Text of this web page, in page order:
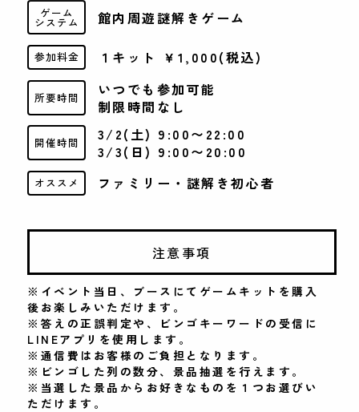
ゲーム
システム 館内周遊謎解きゲーム
参加料金 １キット ￥1,000(税込)
所要時間
いつでも参加可能
制限時間なし
開催時間
3/2(土) 9:00〜22:00
3/3(日) 9:00〜20:00
オススメ ファミリー・謎解き初心者
注意事項
※イベント当日、ブースにてゲームキットを購入
後お楽しみいただけます。
※答えの正誤判定や、ビンゴキーワードの受信に
LINEアプリを使用します。
※通信費はお客様のご負担となります。
※ビンゴした列の数分、景品抽選を行えます。
※当選した景品からお好きなものを１つお選びい
ただけます。